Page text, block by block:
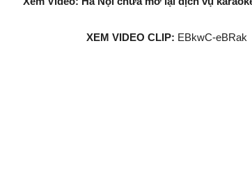
XEM VIDEO CLIP: EBkwC-eBRak